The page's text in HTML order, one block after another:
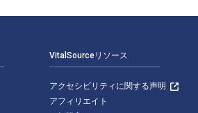
VitalSourceリソース
アクセシビリティに関する声明
アフィリエイト